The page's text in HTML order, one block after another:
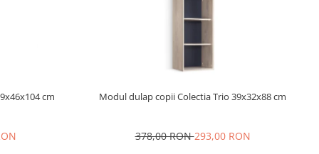
cm Modul dulap copii Colectia Trio 39x32x88 cm
378,00 RON293,00 RON